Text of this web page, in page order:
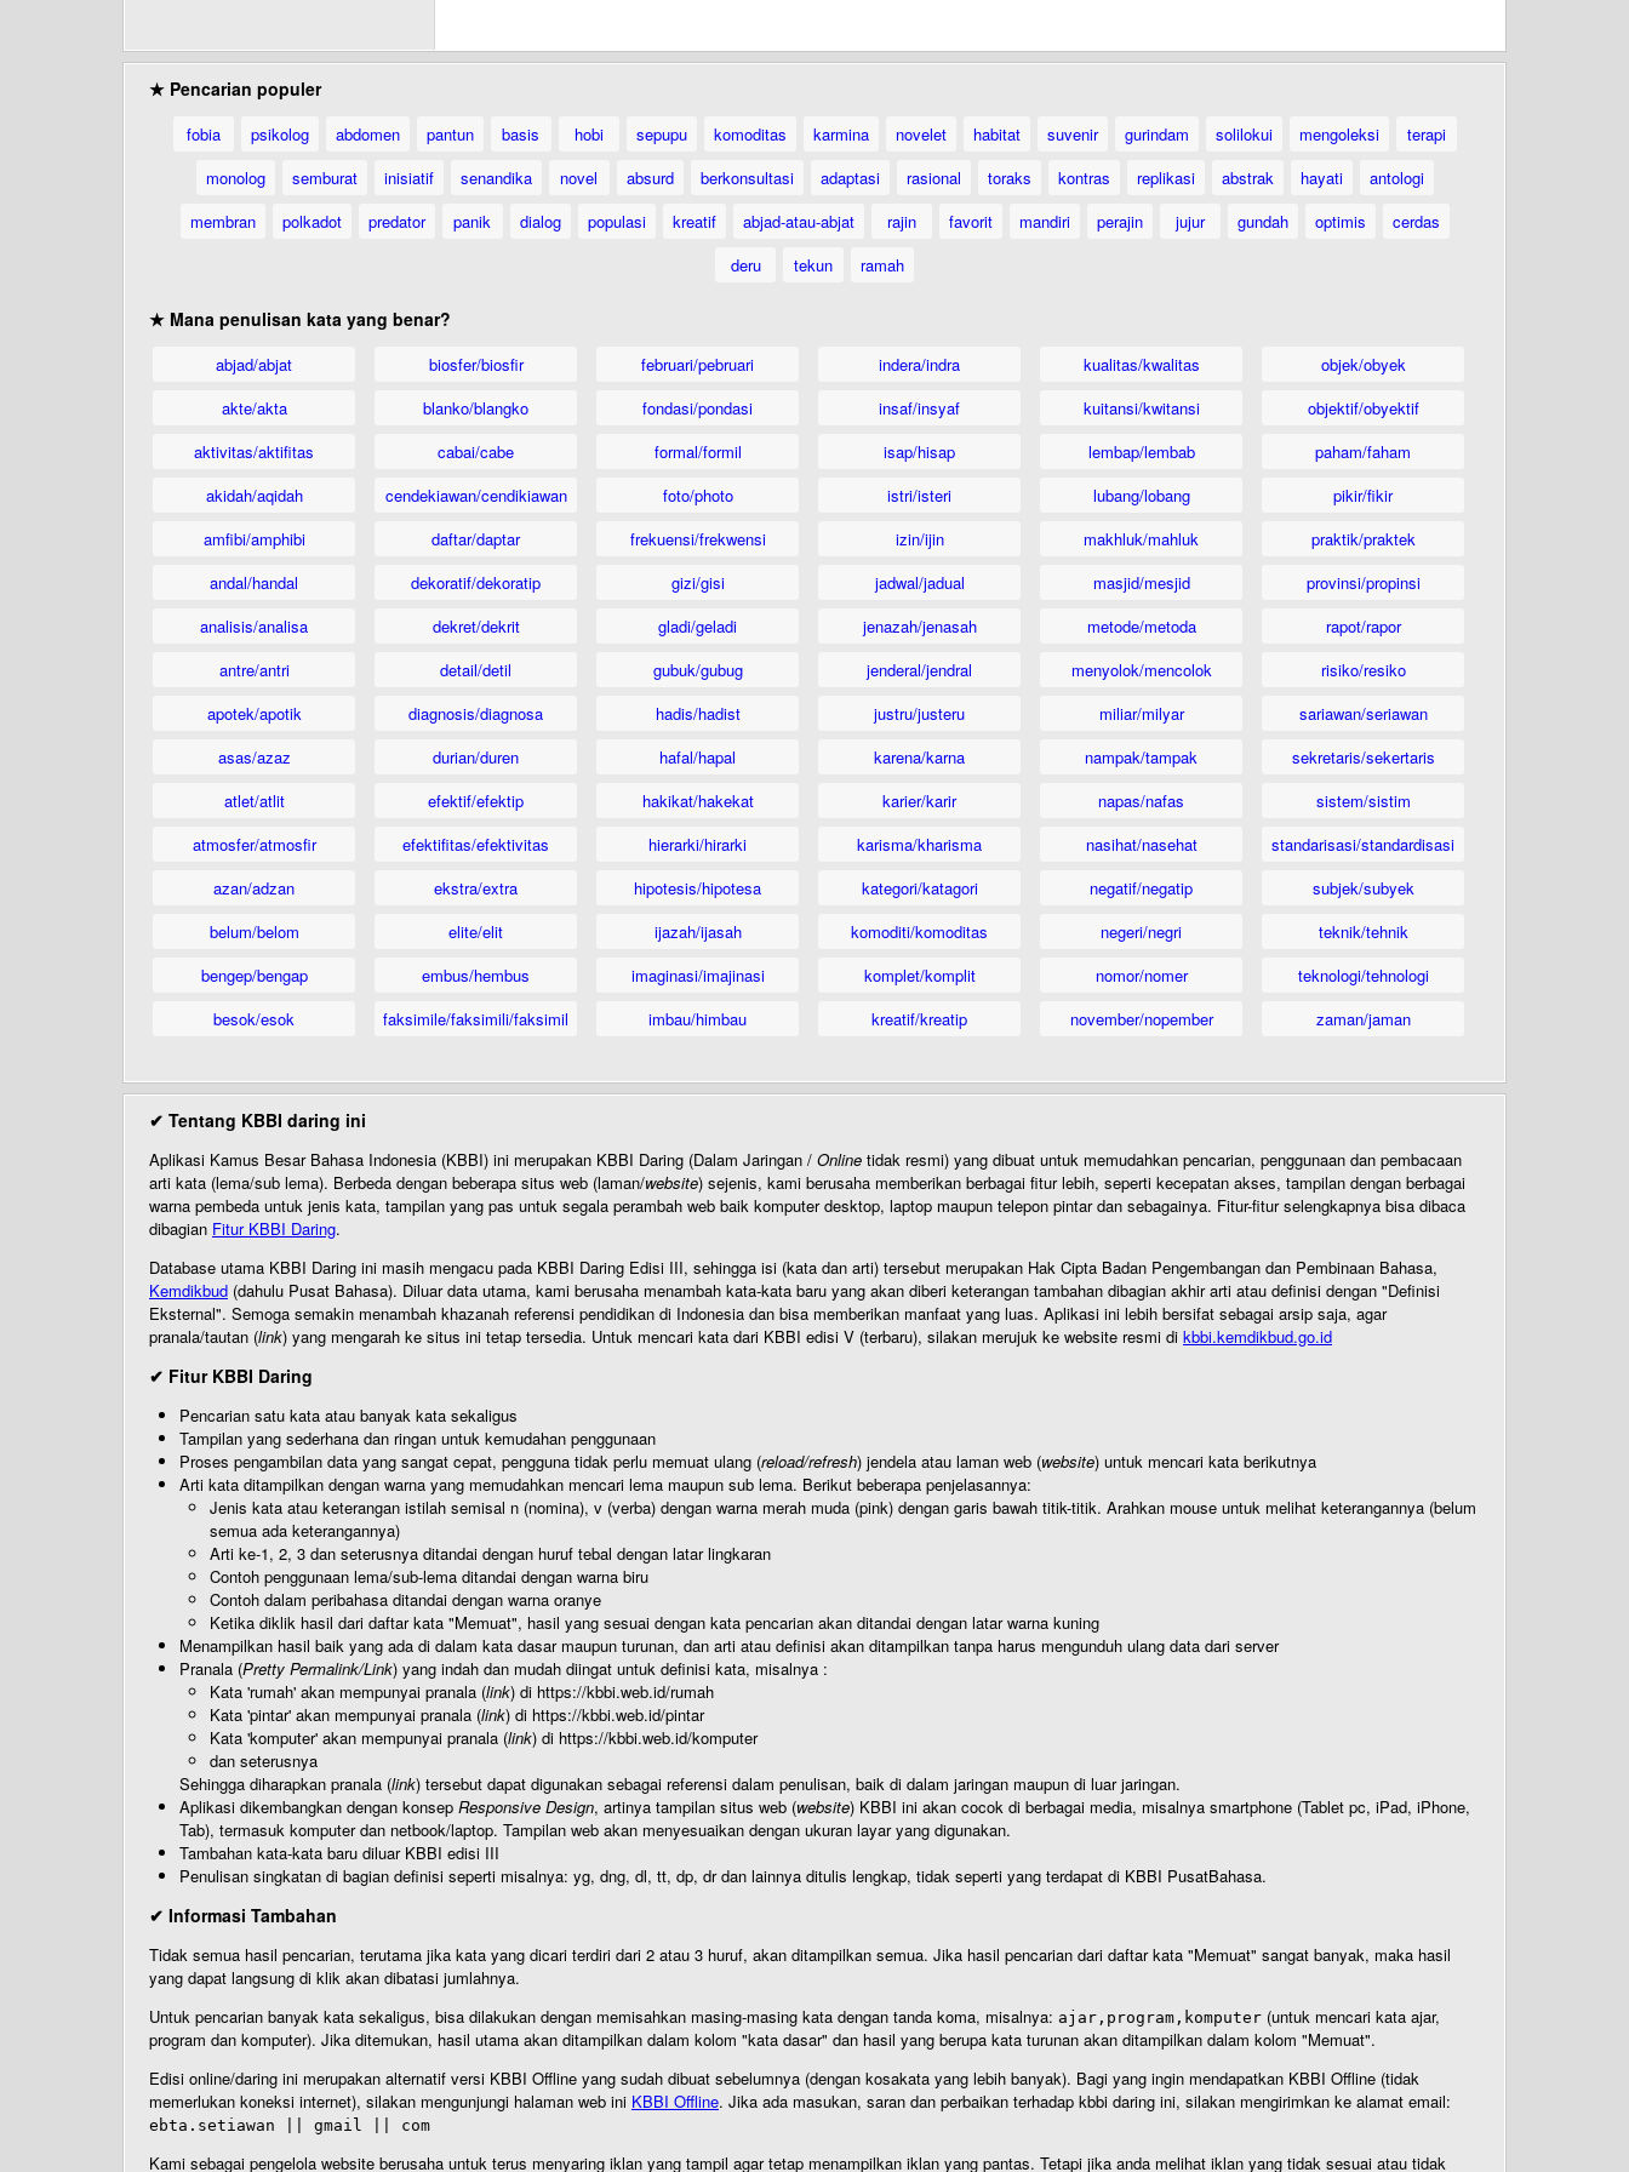
★ Pencarian populer
fobia psikolog abdomen pantun basis hobi sepupu komoditas karmina novelet habitat suvenir gurindam solilokui mengoleksi
terapi
monolog
semburat inisiatif senandika novel absurd berkonsultasi adaptasi rasional toraks kontras replikasi abstrak hayati
antologi
membran
polkadot predator panik dialog populasi kreatif abjad-atau-abjat rajin favorit mandiri perajin jujur gundah optimis
cerdas
deru
tekun ramah
★ Mana penulisan kata yang benar?
abjad/abjat
akte/akta
aktivitas/aktifitas
akidah/aqidah
amfibi/amphibi
andal/handal
analisis/analisa
antre/antri
apotek/apotik
asas/azaz
atlet/atlit
atmosfer/atmosfir
azan/adzan
belum/belom
bengep/bengap
besok/esok
biosfer/biosfir
blanko/blangko
cabai/cabe
cendekiawan/cendikiawan
daftar/daptar
dekoratif/dekoratip
dekret/dekrit
detail/detil
diagnosis/diagnosa
durian/duren
efektif/efektip
efektifitas/efektivitas
ekstra/extra
elite/elit
embus/hembus
faksimile/faksimili/faksimil
februari/pebruari
fondasi/pondasi
formal/formil
foto/photo
frekuensi/frekwensi
gizi/gisi
gladi/geladi
gubuk/gubug
hadis/hadist
hafal/hapal
hakikat/hakekat
hierarki/hirarki
hipotesis/hipotesa
ijazah/ijasah
imaginasi/imajinasi
imbau/himbau
indera/indra
insaf/insyaf
isap/hisap
istri/isteri
izin/ijin
jadwal/jadual
jenazah/jenasah
jenderal/jendral
justru/justeru
karena/karna
karier/karir
karisma/kharisma
kategori/katagori
komoditi/komoditas
komplet/komplit
kreatif/kreatip
kualitas/kwalitas
kuitansi/kwitansi
lembap/lembab
lubang/lobang
makhluk/mahluk
masjid/mesjid
metode/metoda
menyolok/mencolok
miliar/milyar
nampak/tampak
napas/nafas
nasihat/nasehat
negatif/negatip
negeri/negri
nomor/nomer
november/nopember
objek/obyek
objektif/obyektif
paham/faham
pikir/fikir
praktik/praktek
provinsi/propinsi
rapot/rapor
risiko/resiko
sariawan/seriawan
sekretaris/sekertaris
sistem/sistim
standarisasi/standardisasi
subjek/subyek
teknik/tehnik
teknologi/tehnologi
zaman/jaman
✔ Tentang KBBI daring ini
Aplikasi Kamus Besar Bahasa Indonesia (KBBI) ini merupakan KBBI Daring (Dalam Jaringan / Online tidak resmi) yang dibuat untuk memudahkan pencarian, penggunaan dan pembacaan
arti kata (lema/sub lema). Berbeda dengan beberapa situs web (laman/website) sejenis, kami berusaha memberikan berbagai fitur lebih, seperti kecepatan akses, tampilan dengan berbagai
warna pembeda untuk jenis kata, tampilan yang pas untuk segala perambah web baik komputer desktop, laptop maupun telepon pintar dan sebagainya. Fitur-fitur selengkapnya bisa dibaca
dibagian Fitur KBBI Daring.
Database utama KBBI Daring ini masih mengacu pada KBBI Daring Edisi III, sehingga isi (kata dan arti) tersebut merupakan Hak Cipta Badan Pengembangan dan Pembinaan Bahasa,
Kemdikbud (dahulu Pusat Bahasa). Diluar data utama, kami berusaha menambah kata-kata baru yang akan diberi keterangan tambahan dibagian akhir arti atau definisi dengan "Definisi
Eksternal". Semoga semakin menambah khazanah referensi pendidikan di Indonesia dan bisa memberikan manfaat yang luas. Aplikasi ini lebih bersifat sebagai arsip saja, agar
pranala/tautan (link) yang mengarah ke situs ini tetap tersedia. Untuk mencari kata dari KBBI edisi V (terbaru), silakan merujuk ke website resmi di kbbi.kemdikbud.go.id
✔ Fitur KBBI Daring
Pencarian satu kata atau banyak kata sekaligus
Tampilan yang sederhana dan ringan untuk kemudahan penggunaan
Proses pengambilan data yang sangat cepat, pengguna tidak perlu memuat ulang (reload/refresh) jendela atau laman web (website) untuk mencari kata berikutnya
Arti kata ditampilkan dengan warna yang memudahkan mencari lema maupun sub lema. Berikut beberapa penjelasannya:
Jenis kata atau keterangan istilah semisal n (nomina), v (verba) dengan warna merah muda (pink) dengan garis bawah titik-titik. Arahkan mouse untuk melihat keterangannya (belum
semua ada keterangannya)
Arti ke-1, 2, 3 dan seterusnya ditandai dengan huruf tebal dengan latar lingkaran
Contoh penggunaan lema/sub-lema ditandai dengan warna biru
Contoh dalam peribahasa ditandai dengan warna oranye
Ketika diklik hasil dari daftar kata "Memuat", hasil yang sesuai dengan kata pencarian akan ditandai dengan latar warna kuning
Menampilkan hasil baik yang ada di dalam kata dasar maupun turunan, dan arti atau definisi akan ditampilkan tanpa harus mengunduh ulang data dari server
Pranala (Pretty Permalink/Link) yang indah dan mudah diingat untuk definisi kata, misalnya :
Kata 'rumah' akan mempunyai pranala (link) di https://kbbi.web.id/rumah
Kata 'pintar' akan mempunyai pranala (link) di https://kbbi.web.id/pintar
Kata 'komputer' akan mempunyai pranala (link) di https://kbbi.web.id/komputer
dan seterusnya
Sehingga diharapkan pranala (link) tersebut dapat digunakan sebagai referensi dalam penulisan, baik di dalam jaringan maupun di luar jaringan.
Aplikasi dikembangkan dengan konsep Responsive Design, artinya tampilan situs web (website) KBBI ini akan cocok di berbagai media, misalnya smartphone (Tablet pc, iPad, iPhone,
Tab), termasuk komputer dan netbook/laptop. Tampilan web akan menyesuaikan dengan ukuran layar yang digunakan.
Tambahan kata-kata baru diluar KBBI edisi III
Penulisan singkatan di bagian definisi seperti misalnya: yg, dng, dl, tt, dp, dr dan lainnya ditulis lengkap, tidak seperti yang terdapat di KBBI PusatBahasa.
✔ Informasi Tambahan
Tidak semua hasil pencarian, terutama jika kata yang dicari terdiri dari 2 atau 3 huruf, akan ditampilkan semua. Jika hasil pencarian dari daftar kata "Memuat" sangat banyak, maka hasil
yang dapat langsung di klik akan dibatasi jumlahnya.
Untuk pencarian banyak kata sekaligus, bisa dilakukan dengan memisahkan masing-masing kata dengan tanda koma, misalnya: ajar,program,komputer (untuk mencari kata ajar,
program dan komputer). Jika ditemukan, hasil utama akan ditampilkan dalam kolom "kata dasar" dan hasil yang berupa kata turunan akan ditampilkan dalam kolom "Memuat".
Edisi online/daring ini merupakan alternatif versi KBBI Offline yang sudah dibuat sebelumnya (dengan kosakata yang lebih banyak). Bagi yang ingin mendapatkan KBBI Offline (tidak
memerlukan koneksi internet), silakan mengunjungi halaman web ini KBBI Offline. Jika ada masukan, saran dan perbaikan terhadap kbbi daring ini, silakan mengirimkan ke alamat email:
ebta.setiawan || gmail || com
Kami sebagai pengelola website berusaha untuk terus menyaring iklan yang tampil agar tetap menampilkan iklan yang pantas. Tetapi jika anda melihat iklan yang tidak sesuai atau tidak